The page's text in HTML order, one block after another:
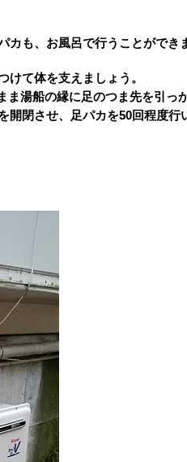
も、お風呂で行うことができ
て体を支えましょう。
湯船の縁に足のつま先を引っ
閉させ、足パカを50回程度行